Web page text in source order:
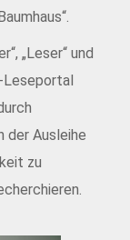
„Leser“ und
Leseportal
der Ausleihe
zu